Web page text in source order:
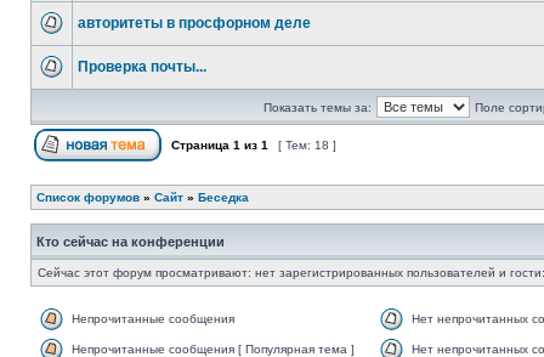
авторитеты в просфорном деле
Проверка почты...
Показать темы за: Поле
Страница 1 из 1 [ Тем: 18 ]
Список форумов » Сайт » Беседка
Кто сейчас на конференции
Сейчас этот форум просматривают: нет зарегистрированных пользователей и
Непрочитанные сообщения Нет непрочитанных
Непрочитанные сообщения [ Популярная тема ] Нет непрочитанных